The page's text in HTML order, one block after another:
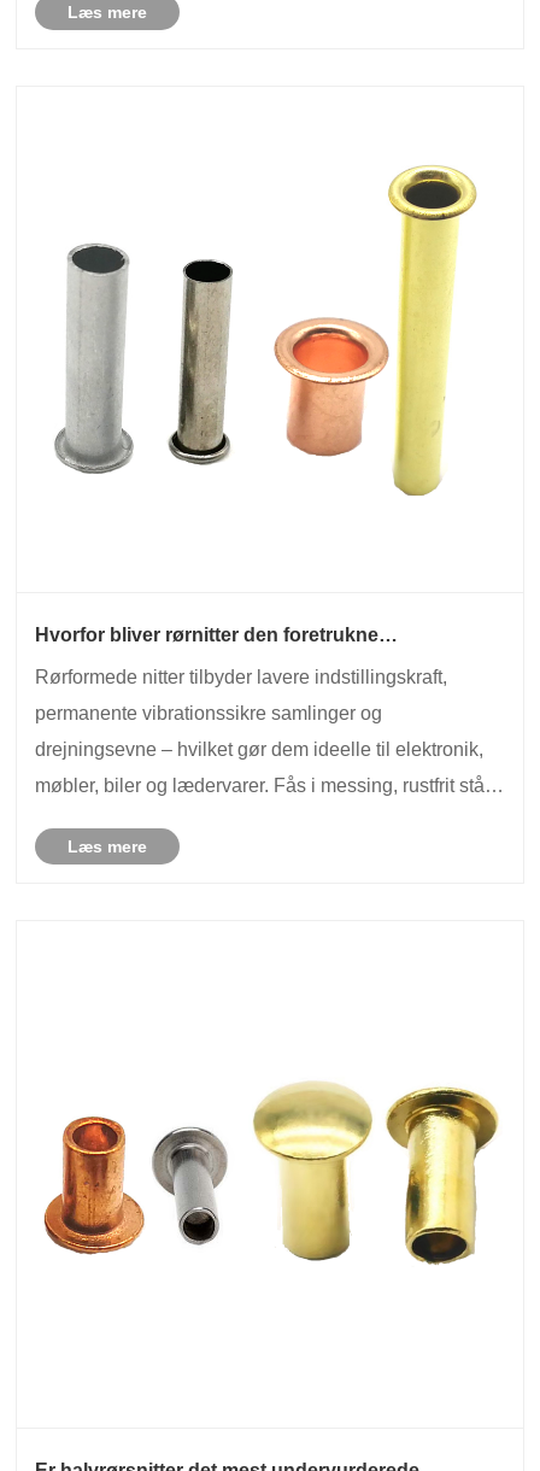
140 MPa. Tilgængelig i semi-rørformede......
Læs mere
Hvorfor bliver rørnitter den foretrukne
montering?
Rørformede nitter tilbyder lavere indstillingskraft,
permanente vibrationssikre samlinger og
drejningsevne – hvilket gør dem ideelle til elektronik,
møbler, biler og lædervarer. Fås i messing, rustfrit stål,
10 mm med ±0,05 mm tolerance. Nuote ......
Læs mere